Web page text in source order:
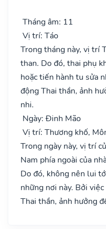
Tháng âm: 11
Vị trí: Táo
Trong tháng này, vị trí
than. Do đó, thai phụ
hoặc tiến hành tu sửa
động Thai thần, ảnh
nhi.
Ngày: Đinh Mão
Vị trí: Thương khố,
Trong ngày này, vị trí
Nam phía ngoài của
Do đó, không nên lui
những nơi này. Bởi
Thai thần, ảnh hưởng